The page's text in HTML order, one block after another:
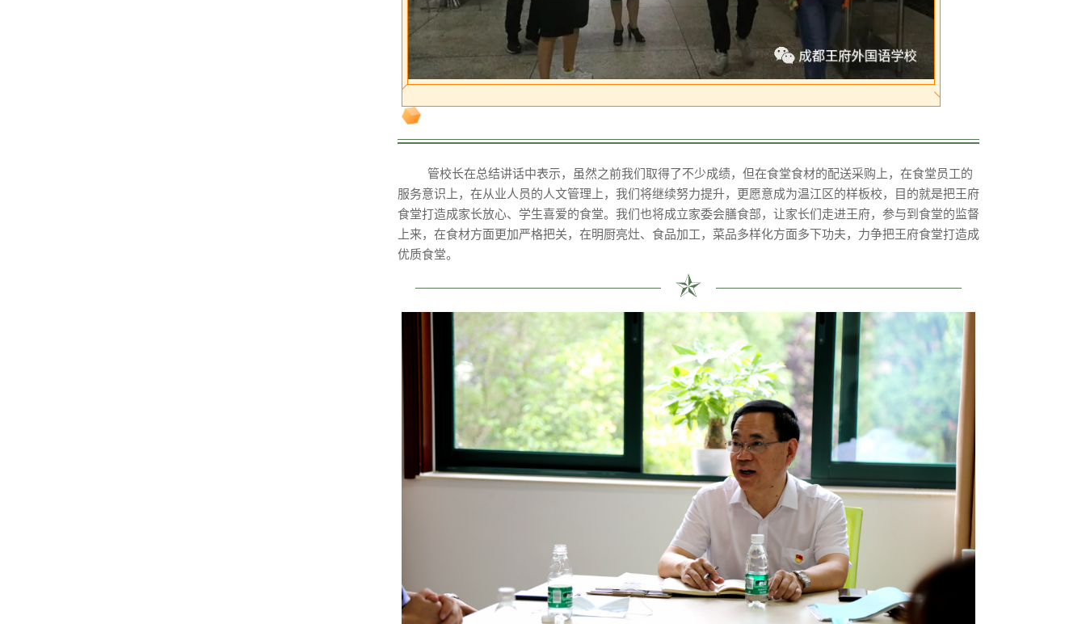
管校长在总结讲话中表示，虽然之前我们取得了不少成绩，但在食堂食材的配送采购上，在食堂员工的
服务意识上，在从业人员的人文管理上，我们将继续努力提升，更愿意成为温江区的样板校，目的就是把王府
食堂打造成家长放心、学生喜爱的食堂。我们也将成立家委会膳食部，让家长们走进王府，参与到食堂的监督
上来，在食材方面更加严格把关，在明厨亮灶、食品加工，菜品多样化方面多下功夫，力争把王府食堂打造成
优质食堂。